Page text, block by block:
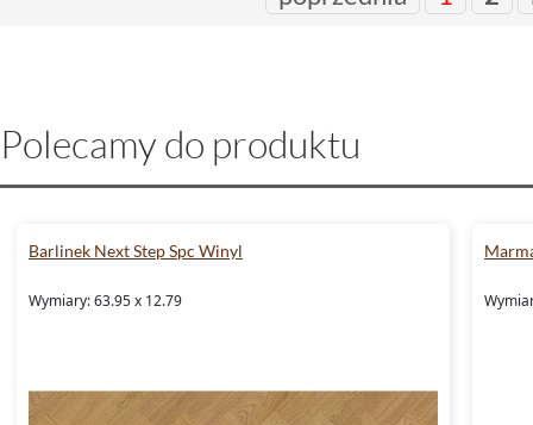
Polecamy do produktu
Barlinek Next Step Spc Winyl
Wymiary: 63.95 x 12.79